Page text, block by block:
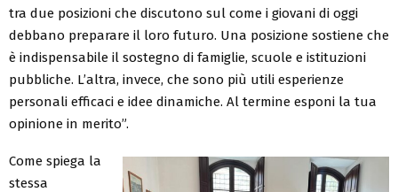
tra due posizioni che discutono sul come i giovani di oggi
debbano preparare il loro futuro. Una posizione sostiene che
è indispensabile il sostegno di famiglie, scuole e istituzioni
pubbliche. L’altra, invece, che sono più utili esperienze
personali efficaci e idee dinamiche. Al termine esponi la tua
opinione in merito”.
Come spiega la
stessa